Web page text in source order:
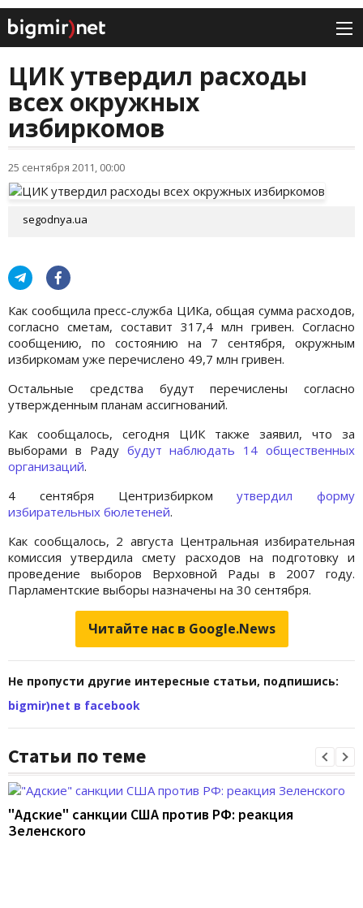
ЦИК утвердил расходы
всех окружных
избиркомов
25 сентября 2011, 00:00
segodnya.ua
Как сообщила пресс-служба ЦИКа, общая сумма расходов,
согласно сметам, составит 317,4 млн гривен. Согласно
сообщению, по состоянию на 7 сентября, окружным
избиркомам уже перечислено 49,7 млн гривен.
Остальные средства будут перечислены согласно
утвержденным планам ассигнований.
Как сообщалось, сегодня ЦИК также заявил, что за
выборами в Раду будут наблюдать 14 общественных
организаций.
4 сентября Центризбиркомутвердил форму
избирательных бюлетеней.
Как сообщалось, 2 августа Центральная избирательная
комиссия утвердила смету расходов на подготовку и
проведение выборов Верховной Рады в 2007 году.
Парламентские выборы назначены на 30 сентября.
Читайте нас в Google.News
Не пропусти другие интересные статьи, подпишись:
bigmir)net в facebook
Статьи по теме
"Адские" санкции США против РФ: реакция
Зеленского